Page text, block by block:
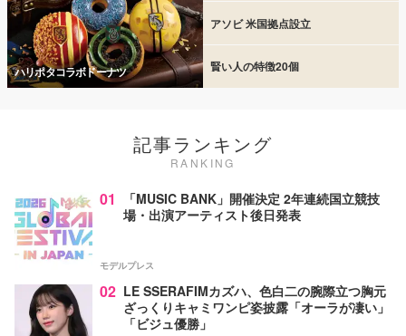
ハリポタコラボドーナツ
アソビ 米国拠点設立
賢い人の特徴20個
記事ランキング
RANKING
01
「MUSIC BANK」開催決定 2年連続国立競技
場・出演アーティスト後日発表
モデルプレス
02 LE SSERAFIMカズハ、色白二の腕際立つ胸元
ざっくりキャミワンピ姿披露「オーラが凄い」
「ビジュ優勝」